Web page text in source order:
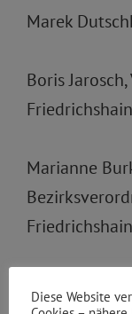
Marek
Boris
Marianne
Hintergrund:
Diese Website